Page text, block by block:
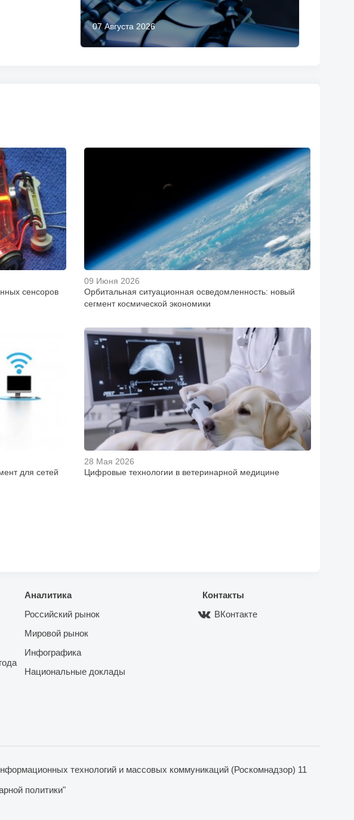
07 Августа 2026
сенсоров
09 Июня 2026
Орбитальная ситуационная осведомленность: новый
сегмент космической экономики
для сетей
28 Мая 2026
Цифровые технологии в ветеринарной медицине
Аналитика
Российский рынок
Мировой рынок
Инфографика
Национальные доклады
Контакты
ВКонтакте
технологий и массовых коммуникаций (Роскомнадзор) 11
политики"